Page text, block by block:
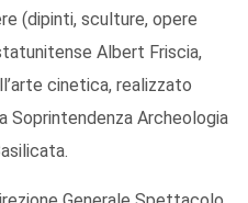
(dipinti, sculture, opere
Albert Friscia,
cinetica, realizzato
Soprintendenza Archeologia